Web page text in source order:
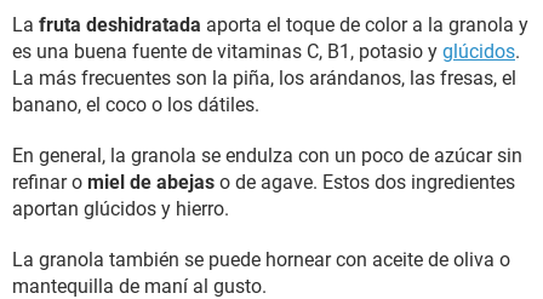
La fruta deshidratada aporta el toque de color a la granola y
es una buena fuente de vitaminas C, B1, potasio y glúcidos.
La más frecuentes son la piña, los arándanos, las fresas, el
banano, el coco o los dátiles.
En general, la granola se endulza con un poco de azúcar sin
refinar o miel de abejas o de agave. Estos dos ingredientes
aportan glúcidos y hierro.
La granola también se puede hornear con aceite de oliva o
mantequilla de maní al gusto.